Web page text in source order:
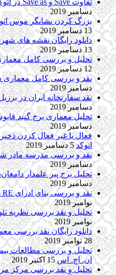
تفاوت Save و Save as در اتوکد-زمان autocad Save as
دسامبر 2019
بزرگ کردن نشانگر موس
13 دسامبر 2019
دانلود رایگان نقشه های
13 دسامبر 2019
تحلیل و بررسی کامل
12 دسامبر 2019
نقد و بررسی کامل معماری
دسامبر 2019
نقد سفارتخانه ایران در
دسامبر 2019
تحلیل معماری برج گنبد
دسامبر 2019
اتوکد 5 دسامبر 2019
نقد و بررسی مدرسه مادر
دسامبر 2019
تحلیل برج پیر علمدار
دسامبر 2019
نقد و بررسی بنای ادرای swiss RE لندن-نورمن فاستر
نوامبر 2019
تحلیل و نقد بررسی نظریه
نوامبر 2019
دانلود رایگان نقد بررسی
28 نوامبر 2019
تحلیل و بررسی مطالعات
ان. اچ. اس 15 اکتبر 2019
تحلیل و نقد بررسی مرکز